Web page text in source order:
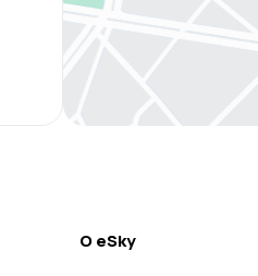
O eSky